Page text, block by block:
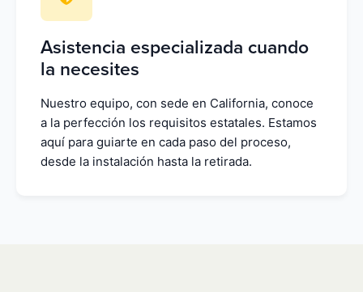
Asistencia especializada cuando
la necesites
Nuestro equipo, con sede en California, conoce
a la perfección los requisitos estatales. Estamos
aquí para guiarte en cada paso del proceso,
desde la instalación hasta la retirada.